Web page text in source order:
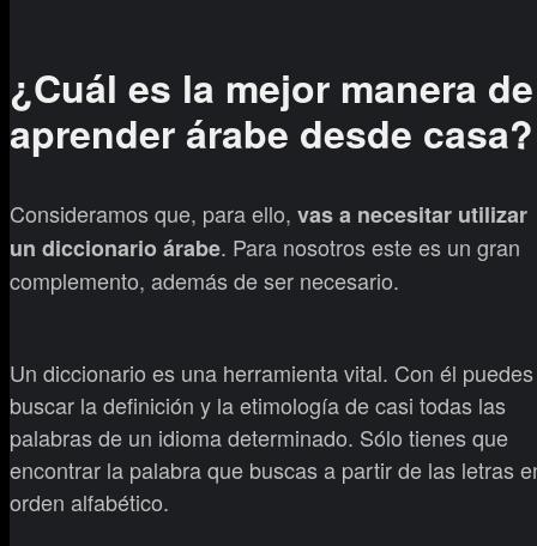
¿Cuál es la mejor manera de
aprender árabe desde casa?
Consideramos que, para ello, vas a necesitar utilizar
un diccionario árabe. Para nosotros este es un gran
complemento, además de ser necesario.
Un diccionario es una herramienta vital. Con él puedes
buscar la definición y la etimología de casi todas las
palabras de un idioma determinado. Sólo tienes que
encontrar la palabra que buscas a partir de las letras
orden alfabético.